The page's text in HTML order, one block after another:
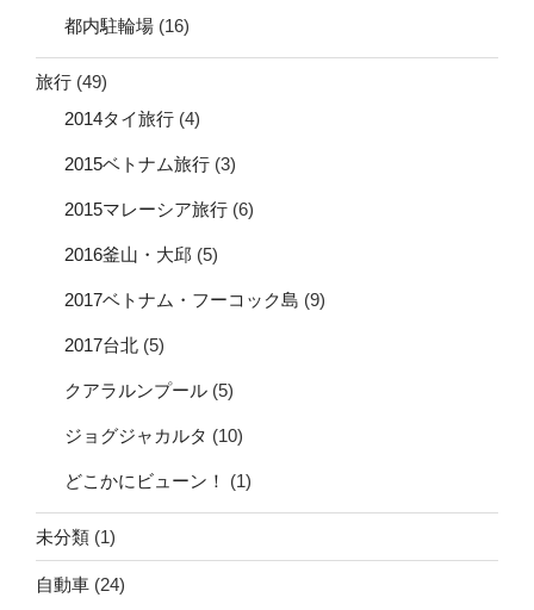
都内駐輪場 (16)
旅行 (49)
2014タイ旅行 (4)
2015ベトナム旅行 (3)
2015マレーシア旅行 (6)
2016釜山・大邱 (5)
2017ベトナム・フーコック島 (9)
2017台北 (5)
クアラルンプール (5)
ジョグジャカルタ (10)
どこかにビューン！ (1)
未分類 (1)
自動車 (24)